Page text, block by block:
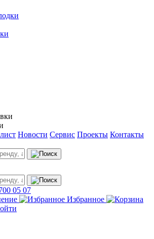
Новости Сервис Проекты Контакты
05 07
Избранное